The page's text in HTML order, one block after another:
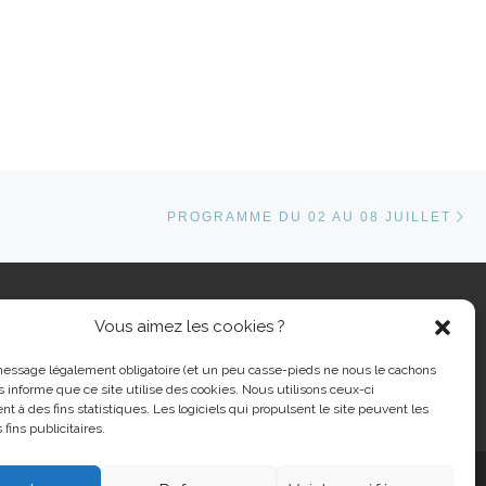
Vous aimez les cookies ?
légalement obligatoire (et un peu casse-pieds ne nous le cachons
informe que ce site utilise des cookies. Nous utilisons ceux-ci
à des fins statistiques. Les logiciels qui propulsent le site peuvent les
fins publicitaires.
PROGRAMME DU 02 AU 08 JUILLET
…